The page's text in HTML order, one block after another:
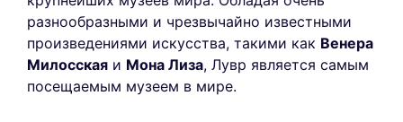
разнообразными и чрезвычайно известными
произведениями искусства, такими как Венера
Милосская и Мона Лиза, Лувр является самым
посещаемым музеем в мире.